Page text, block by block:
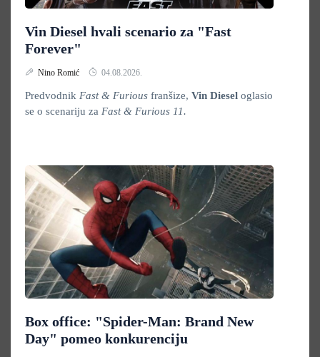
Vin Diesel hvali scenario za "Fast
Forever"
Nino Romić 04.08.2026.
Predvodnik Fast & Furious franšize, Vin Diesel oglasio
se o scenariju za Fast & Furious 11.
Box office: "Spider-Man: Brand New
Day" pomeo konkurenciju